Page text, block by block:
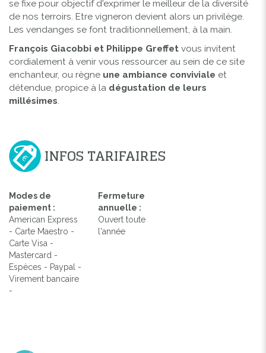
se fixe pour objectif d'exprimer le meilleur de la diversité
de nos terroirs. Etre vigneron devient alors un privilège.
Les vendanges se font traditionnellement, à la main.
François Giacobbi et Philippe Greffet vous invitent
cordialement à venir vous ressourcer au sein de ce site
enchanteur, ou règne une ambiance conviviale et
détendue, propice à la dégustation de leurs
millésimes.
INFOS TARIFAIRES
Modes de
paiement :
American Express
- Carte Maestro -
Carte Visa -
Mastercard -
Espèces - Paypal -
Virement bancaire
-
Fermeture
annuelle :
Ouvert toute
l'année